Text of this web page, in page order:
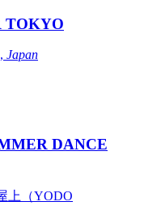
TOKYO
Japan
DANCE
上（YODO